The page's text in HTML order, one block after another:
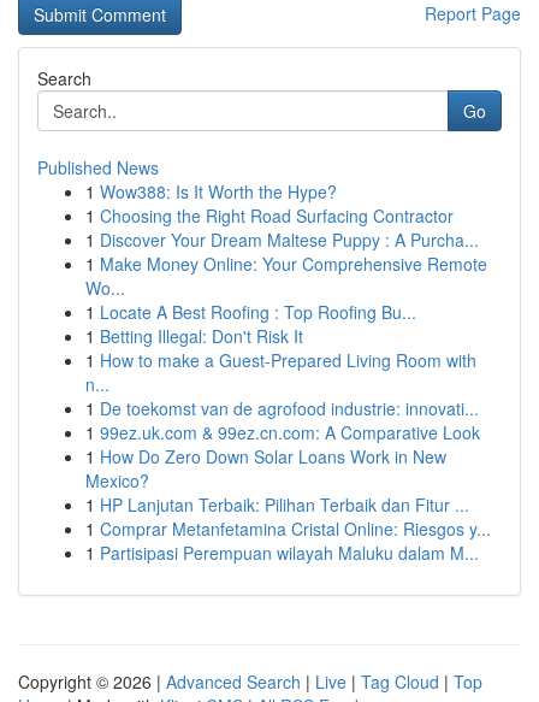
Report Page
Search
Go
Published News
1 Wow388: Is It Worth the Hype?
1 Choosing the Right Road Surfacing Contractor
1 Discover Your Dream Maltese Puppy : A Purcha...
1 Make Money Online: Your Comprehensive Remote
Wo...
1 Locate A Best Roofing : Top Roofing Bu...
1 Betting Illegal: Don't Risk It
1 How to make a Guest-Prepared Living Room with
n...
1 De toekomst van de agrofood industrie: innovati...
1 99ez.uk.com & 99ez.cn.com: A Comparative Look
1 How Do Zero Down Solar Loans Work in New
Mexico?
1 HP Lanjutan Terbaik: Pilihan Terbaik dan Fitur ...
1 Comprar Metanfetamina Cristal Online: Riesgos y...
1 Partisipasi Perempuan wilayah Maluku dalam M...
Copyright © 2026 | Advanced Search | Live | Tag Cloud | Top